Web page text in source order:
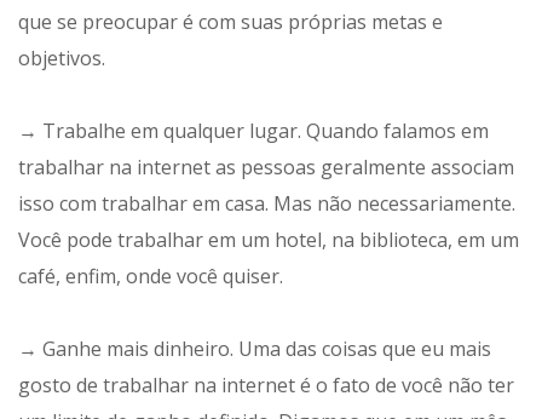
que se preocupar é com suas próprias metas e
objetivos.
→ Trabalhe em qualquer lugar. Quando falamos em
trabalhar na internet as pessoas geralmente associam
isso com trabalhar em casa. Mas não necessariamente.
Você pode trabalhar em um hotel, na biblioteca, em um
café, enfim, onde você quiser.
→ Ganhe mais dinheiro. Uma das coisas que eu mais
gosto de trabalhar na internet é o fato de você não ter